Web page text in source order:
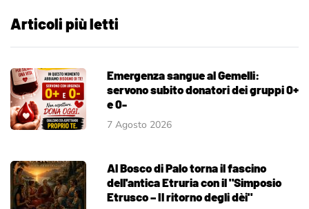
Articoli più letti
Emergenza sangue al Gemelli:
servono subito donatori dei gruppi 0+
e 0-
7 Agosto 2026
Al Bosco di Palo torna il fascino
dell'antica Etruria con il "Simposio
Etrusco – Il ritorno degli dèi"